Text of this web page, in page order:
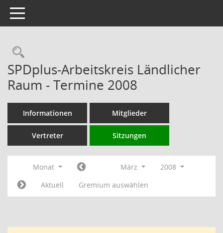
Toggle navigation
Rechercheauswahl
SPDplus-Arbeitskreis Ländlicher
Raum - Termine 2008
Informationen Mitglieder
Vertreter Sitzungen
Monat März
2008
Aktuell
Gremium auswählen